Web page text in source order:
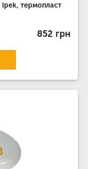
Ipek, термопласт
852 грн